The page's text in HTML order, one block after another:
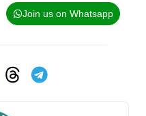
Join us on Whatsapp